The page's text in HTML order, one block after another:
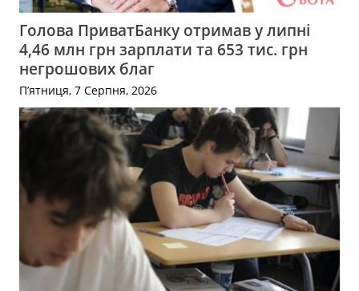
Голова ПриватБанку отримав у липні
4,46 млн грн зарплати та 653 тис. грн
негрошових благ
П’ятниця, 7 Серпня, 2026